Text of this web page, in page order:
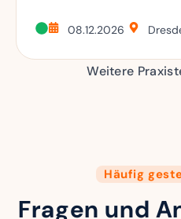
08.12.2026
Weitere
Häufig
Fragen und